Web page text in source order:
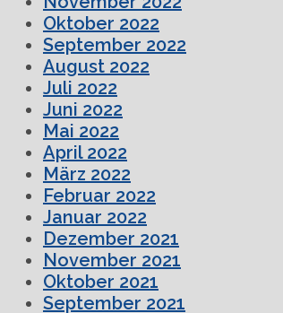
Oktober 2022
September 2022
August 2022
Juli 2022
Juni 2022
Mai 2022
April 2022
März 2022
Februar 2022
Januar 2022
Dezember 2021
November 2021
Oktober 2021
September 2021